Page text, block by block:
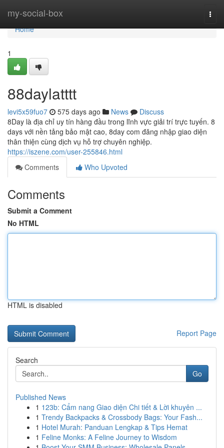
my-social-box
Home
Home
1
88daylatttt
levi5x59fuo7 575 days ago News
Discuss
8Day là địa chỉ uy tín hàng đầu trong lĩnh vực giải trí trực tuyến. 8
days với nền tảng bảo mật cao, 8day com đăng nhập giao diện
thân thiện cùng dịch vụ hỗ trợ chuyên nghiệp.
https://iszene.com/user-255846.html
Comments
Who Upvoted
Comments
Submit a Comment
No HTML
HTML is disabled
Report Page
Search
Go
Published News
1 123b: Cẩm nang Giao diện Chi tiết & Lời khuyên ...
1 Trendy Backpacks & Crossbody Bags: Your Fash...
1 Hotel Murah: Panduan Lengkap & Tips Hemat
1 Feline Monks: A Feline Journey to Wisdom